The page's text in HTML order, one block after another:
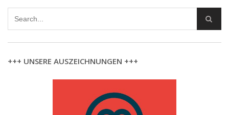
+++ UNSERE AUSZEICHNUNGEN +++